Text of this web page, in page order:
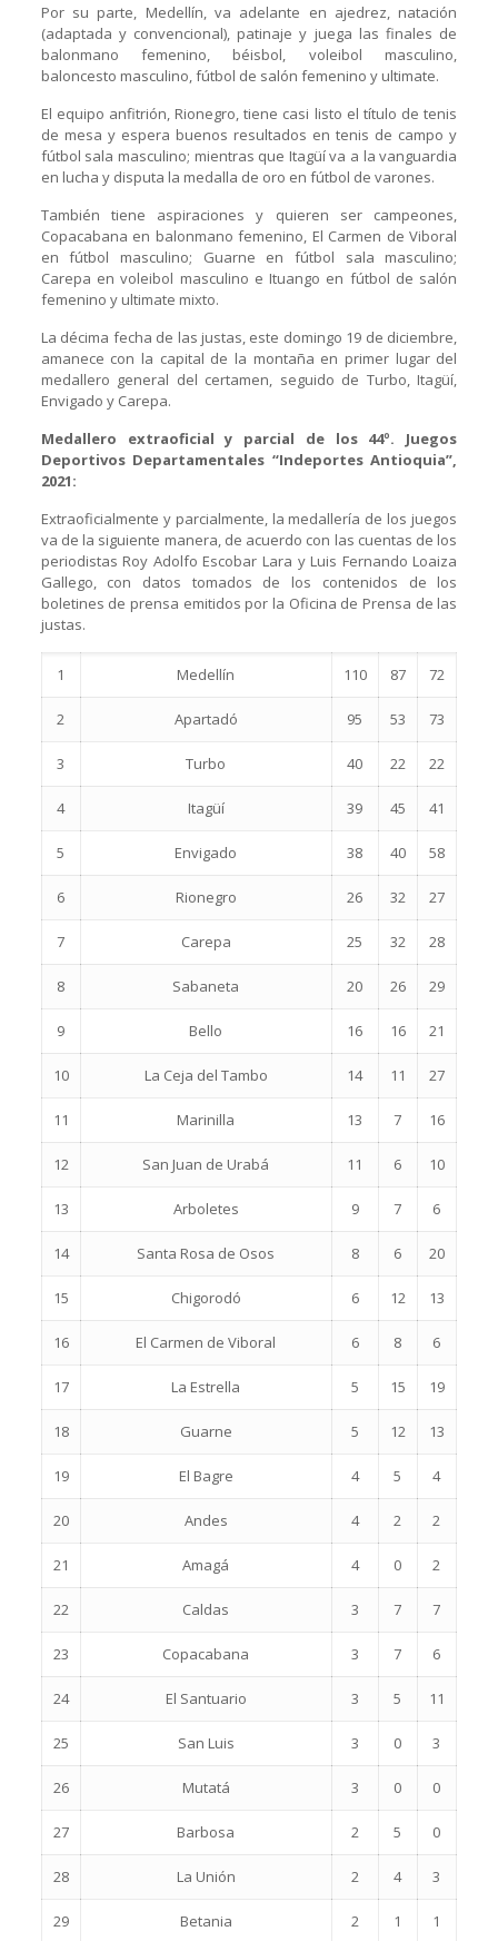
Por su parte, Medellín, va adelante en ajedrez, natación
(adaptada y convencional), patinaje y juega las finales de
balonmano femenino, béisbol, voleibol masculino,
baloncesto masculino, fútbol de salón femenino y ultimate.
El equipo anfitrión, Rionegro, tiene casi listo el título de tenis
de mesa y espera buenos resultados en tenis de campo y
fútbol sala masculino; mientras que Itagüí va a la vanguardia
en lucha y disputa la medalla de oro en fútbol de varones.
También tiene aspiraciones y quieren ser campeones,
Copacabana en balonmano femenino, El Carmen de Viboral
en fútbol masculino; Guarne en fútbol sala masculino;
Carepa en voleibol masculino e Ituango en fútbol de salón
femenino y ultimate mixto.
La décima fecha de las justas, este domingo 19 de diciembre,
amanece con la capital de la montaña en primer lugar del
medallero general del certamen, seguido de Turbo, Itagüí,
Envigado y Carepa.
Medallero extraoficial y parcial de los 44º. Juegos
Deportivos Departamentales “Indeportes Antioquia”,
2021:
Extraoficialmente y parcialmente, la medallería de los juegos
va de la siguiente manera, de acuerdo con las cuentas de los
periodistas Roy Adolfo Escobar Lara y Luis Fernando Loaiza
Gallego, con datos tomados de los contenidos de los
boletines de prensa emitidos por la Oficina de Prensa de las
justas.
1 Medellín 110 87 72
2 Apartadó 95 53 73
3 Turbo 40 22 22
4 Itagüí 39 45 41
5 Envigado 38 40 58
6 Rionegro 26 32 27
7 Carepa 25 32 28
8 Sabaneta 20 26 29
9 Bello 16 16 21
10 La Ceja del Tambo 14 11 27
11 Marinilla 13 7 16
12 San Juan de Urabá 11 6 10
13 Arboletes 9 7 6
14 Santa Rosa de Osos 8 6 20
15 Chigorodó 6 12 13
16 El Carmen de Viboral 6 8 6
17 La Estrella 5 15 19
18 Guarne 5 12 13
19 El Bagre 4 5 4
20 Andes 4 2 2
21 Amagá 4 0 2
22 Caldas 3 7 7
23 Copacabana 3 7 6
24 El Santuario 3 5 11
25 San Luis 3 0 3
26 Mutatá 3 0 0
27 Barbosa 2 5 0
28 La Unión 2 4 3
29 Betania 2 1 1